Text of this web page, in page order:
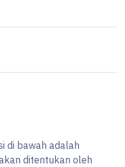
di bawah adalah
ditentukan oleh